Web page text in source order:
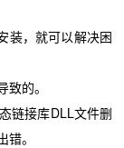
，就可以解决困
的。
链接库DLL文件删
。